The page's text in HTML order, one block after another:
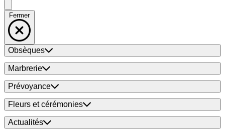
Fermer
Obsèques
Marbrerie
Prévoyance
Fleurs et cérémonies
Actualités